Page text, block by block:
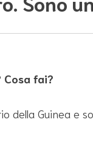
Cosa fai?
della Guinea e